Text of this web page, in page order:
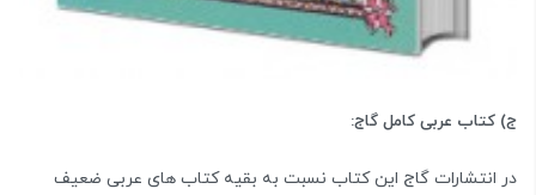
ج) کتاب عربی کامل گاج:
در انتشارات گاج این کتاب نسبت به بقیه کتاب های عربی ضعیف